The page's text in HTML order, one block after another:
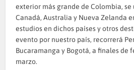
exterior más grande de Colombia, se
Canadá, Australia y Nueva Zelanda
estudios en dichos países y otros
evento por nuestro país, recorrerá
Bucaramanga y Bogotá, a finales de
marzo.